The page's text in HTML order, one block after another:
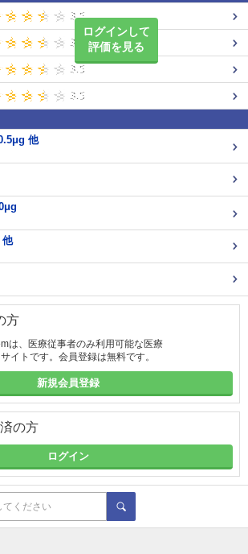
ログインして
評価を見る
他
他
方
は、医療従事者のみ利用可能な医療
イトです。会員登録は無料です。
新規会員登録
の方
ログイン